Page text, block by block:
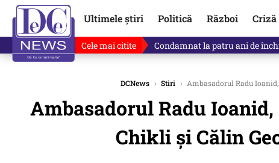
Ultimele știri Politică Război Criză
Cele mai citite Singurul lucru care l-ar putea
DCNews › Stiri › Ambasadorul Radu
Ambasadorul Radu
Chikli și Călin